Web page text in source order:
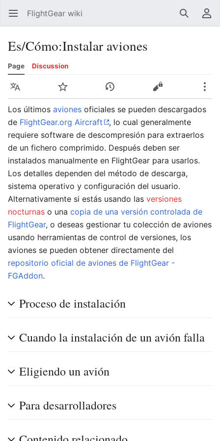
Open main menu FlightGear wiki SearchUser menu
Es/Cómo:Instalar aviones
Page Discussion
Language Watch History Edit
Los últimos aviones oficiales se pueden descargados
de FlightGear.org Aircraft
, lo cual generalmente
requiere software de descompresión para extraerlos
de un fichero comprimido. Después deben ser
instalados manualmente en FlightGear para usarlos.
Los detalles dependen del método de descarga,
sistema operativo y configuración del usuario.
Alternativamente si estás usando las versiones
nocturnas o una copia de una versión controlada de
FlightGear, o deseas gestionar tu colección de aviones
usando herramientas de control de versiones, los
aviones se pueden obtener directamente del
repositorio oficial de aviones de FlightGear -
FGAddon.
Proceso de instalación
Cuando la instalación de un avión falla
Eligiendo un avión
Para desarrolladores